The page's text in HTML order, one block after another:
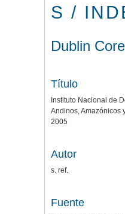
S /
Dublin Core
Título
Instituto Nacional de
Andinos, Amazónicos
2005
Autor
s. ref.
Fuente